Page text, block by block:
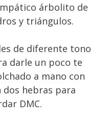
árbolito de
y triángulos.
de diferente tono
darle un poco te
a mano con
dos hebras para
DMC.